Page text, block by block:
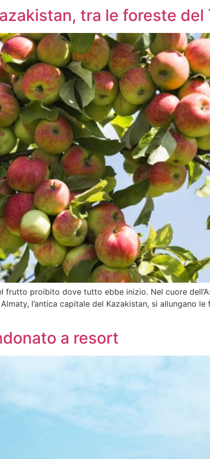
tra le foreste del
frutto proibito dove tutto ebbe inizio. Nel cuore
l’antica capitale del Kazakistan, si allungano
a resort